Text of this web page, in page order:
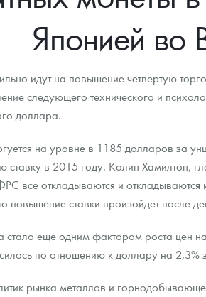
из драгметаллов
и защите персональных данных
курсов золота, серебра, платины на 2026 год
Японией во
идут на повышение четвертую
следующего технического и
доллара.
на уровне в 1185 долларов за
ставку в 2015 году. Колин Хамилтон,
все откладываются и
повышение ставки произойдет после
еще одним фактором роста цен
по отношению к доллару на 2,3%
рынка металлов и